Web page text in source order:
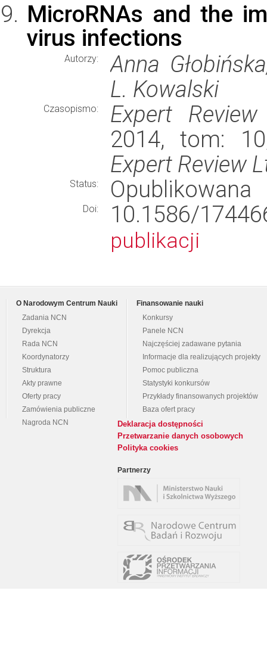
MicroRNAs and the
virus infections
Autorzy:
Anna
L. Kowalski
Czasopismo:
Expert
2014, tom:
Expert Review
Status: Opublikowana
Doi: 10.1586/
publikacji
O Narodowym Centrum Nauki
Zadania NCN
Dyrekcja
Rada NCN
Koordynatorzy
Struktura
Akty prawne
Oferty pracy
Zamówienia publiczne
Nagroda NCN
Finansowanie nauki
Konkursy
Panele NCN
Najczęściej zadawane pytania
Informacje dla realizujących projekty
Pomoc publiczna
Statystyki konkursów
Przykłady finansowanych projektów
Baza ofert pracy
Deklaracja dostępności
Przetwarzanie danych osobowych
Polityka cookies
Partnerzy